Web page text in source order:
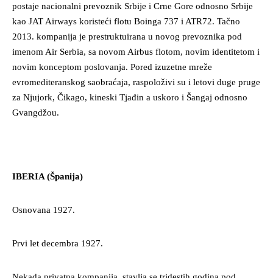
postaje nacionalni prevoznik Srbije i Crne Gore odnosno Srbije
kao JAT Airways koristeći flotu Boinga 737 i ATR72. Tačno
2013. kompanija je prestruktuirana u novog prevoznika pod
imenom Air Serbia, sa novom Airbus flotom, novim identitetom i
novim konceptom poslovanja. Pored izuzetne mreže
evromediteranskog saobraćaja, raspoloživi su i letovi duge pruge
za Njujork, Čikago, kineski Tjađin a uskoro i Šangaj odnosno
Gvangdžou.
IBERIA (Španija)
Osnovana 1927.
Prvi let decembra 1927.